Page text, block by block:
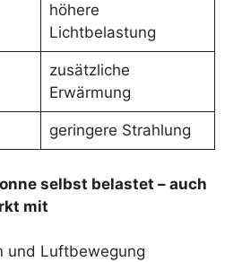
höhere
Lichtbelastung
zusätzliche
Erwärmung
geringere Strahlung
selbst belastet – auch
mit
und Luftbewegung